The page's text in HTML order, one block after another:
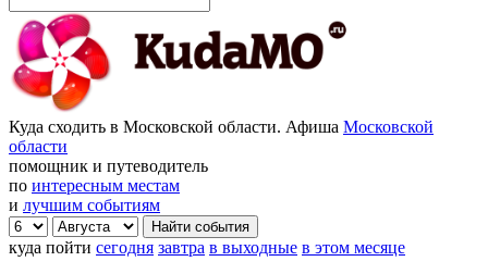
Куда сходить в Московской области. Афиша Московской
области
помощник и путеводитель
по интересным местам
и лучшим событиям
куда пойти сегодня завтра в выходные в этом месяце